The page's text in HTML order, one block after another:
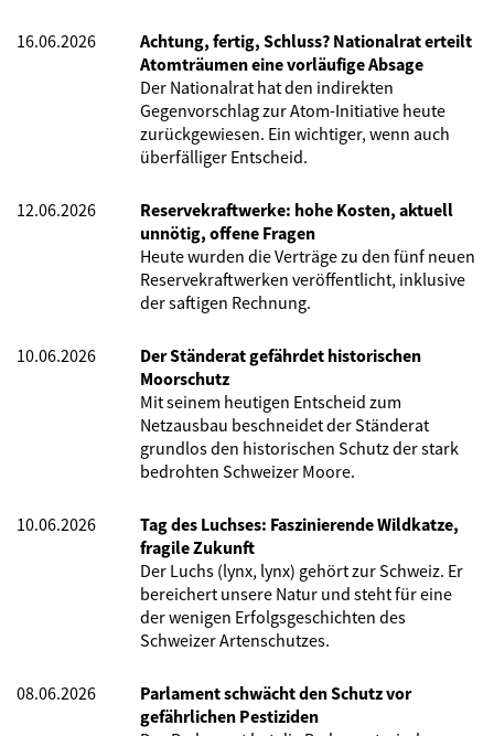
16.06.2026
Achtung, fertig, Schluss? Nationalrat erteilt
Atomträumen eine vorläufige Absage
Der Nationalrat hat den indirekten
Gegenvorschlag zur Atom-Initiative heute
zurückgewiesen. Ein wichtiger, wenn auch
überfälliger Entscheid.
12.06.2026
Reservekraftwerke: hohe Kosten, aktuell
unnötig, offene Fragen
Heute wurden die Verträge zu den fünf neuen
Reservekraftwerken veröffentlicht, inklusive
der saftigen Rechnung.
10.06.2026
Der Ständerat gefährdet historischen
Moorschutz
Mit seinem heutigen Entscheid zum
Netzausbau beschneidet der Ständerat
grundlos den historischen Schutz der stark
bedrohten Schweizer Moore.
10.06.2026
Tag des Luchses: Faszinierende Wildkatze,
fragile Zukunft
Der Luchs (lynx, lynx) gehört zur Schweiz. Er
bereichert unsere Natur und steht für eine
der wenigen Erfolgsgeschichten des
Schweizer Artenschutzes.
08.06.2026
Parlament schwächt den Schutz vor
gefährlichen Pestiziden